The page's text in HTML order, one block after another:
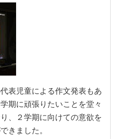
表児童による作文発表もあ
期に頑張りたいことを堂々
、２学期に向けての意欲を
きました。